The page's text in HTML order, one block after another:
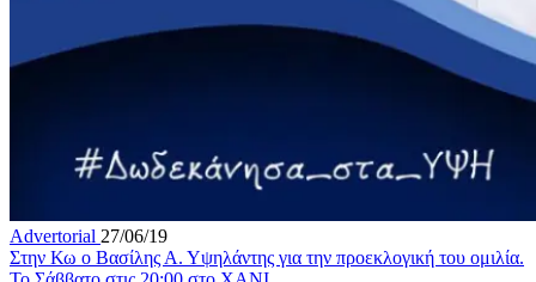
Advertorial 27/06/19
Στην Κω ο Βασίλης Α. Υψηλάντης για την προεκλογική του ομιλία.